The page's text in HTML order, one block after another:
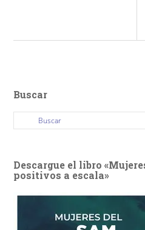
Buscar
Descargue el libro
positivos a escala»